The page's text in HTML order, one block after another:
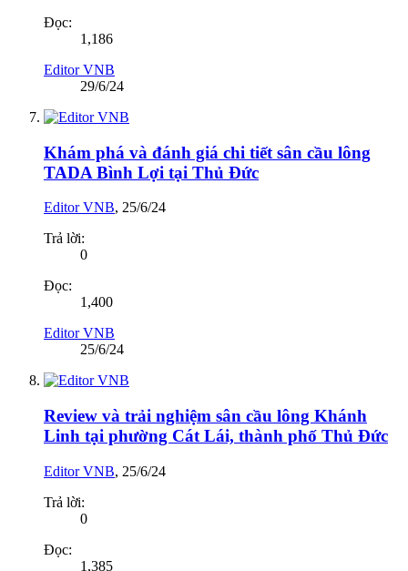
Đọc:
1,186
Editor VNB
29/6/24
Khám phá và đánh giá chi tiết sân cầu lông
TADA Bình Lợi tại Thủ Đức
Editor VNB, 25/6/24
Trả lời:
0
Đọc:
1,400
Editor VNB
25/6/24
Review và trải nghiệm sân cầu lông Khánh
Linh tại phường Cát Lái, thành phố Thủ Đức
Editor VNB, 25/6/24
Trả lời:
0
Đọc:
1,385